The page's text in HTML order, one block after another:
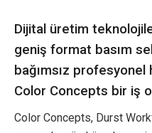
Dijital üretim
geniş format basım
bağımsız profesyonel
Color Concepts bir iş
Color Concepts, Durst